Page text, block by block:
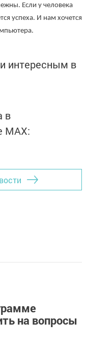
Если у человека
успеха. И нам хочется
интересным в
в
MАХ:
на вопросы